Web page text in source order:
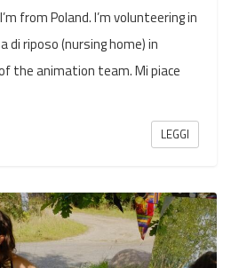
from Poland. I’m volunteering in
di riposo (nursing home) in
the animation team. Mi piace
LEGGI